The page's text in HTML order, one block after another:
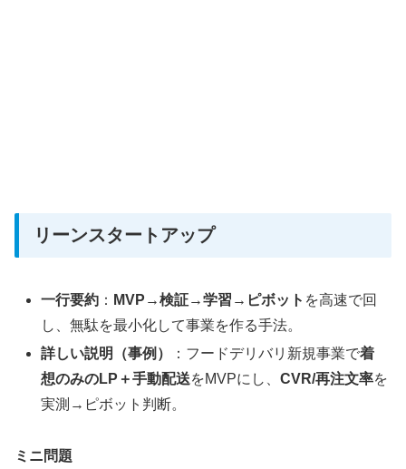
リーンスタートアップ
一行要約 ： MVP→検証→学習→ピボット を高速で回
し、無駄を最小化して事業を作る手法。
詳しい説明（事例）
：フードデリバリ新規事業で着
想のみのLP＋手動配送をMVPにし、CVR/再注文率を
実測→ピボット判断。
ミニ問題